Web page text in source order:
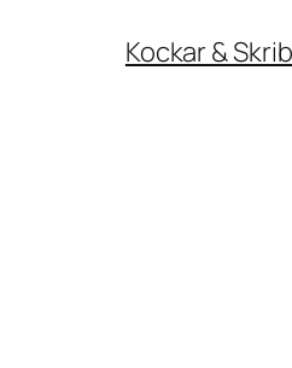
Kockar &